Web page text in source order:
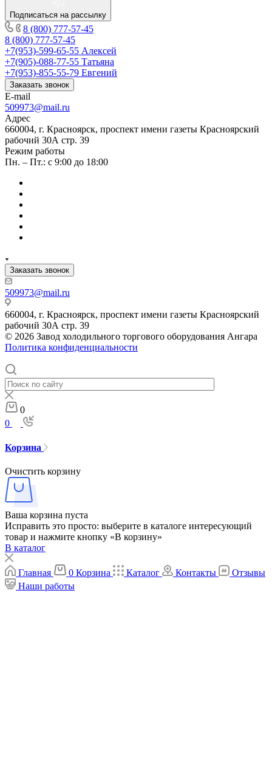
Подписаться на рассылку
8 (800) 777-57-45
8 (800) 777-57-45
+7(953)-599-65-55 Алексей
+7(905)-088-77-55 Татьяна
+7(953)-855-55-79 Евгений
Заказать звонок
E-mail
509973@mail.ru
Адрес
660004, г. Красноярск, проспект имени газеты Красноярский
рабочий 30А стр. 39
Режим работы
Пн. – Пт.: с 9:00 до 18:00
Заказать звонок
509973@mail.ru
660004, г. Красноярск, проспект имени газеты Красноярский
рабочий 30А стр. 39
© 2026 Завод холодильного торгового оборудования Ангара
Политика конфиденциальности
0
0
Корзина
Очистить корзину
Ваша корзина пуста
Исправить это просто: выберите в каталоге интересующий
товар и нажмите кнопку «В корзину»
В каталог
Главная 0 Корзина Каталог Контакты
Отзывы
Наши работы